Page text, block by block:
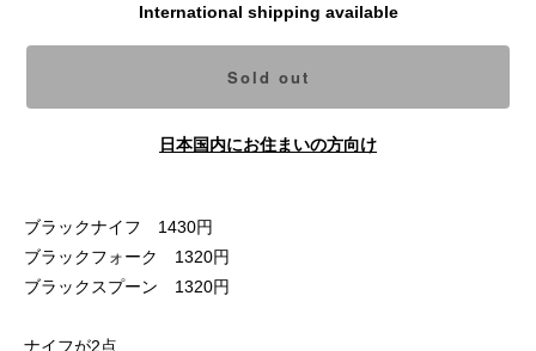
International shipping available
Sold out
日本国内にお住まいの方向け
ブラックナイフ 1430円
ブラックフォーク 1320円
ブラックスプーン 1320円
ナイフが2点